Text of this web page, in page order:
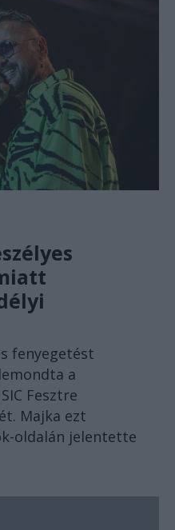
fenyegetést
a
Fesztre
Majka ezt
oldalán jelentette